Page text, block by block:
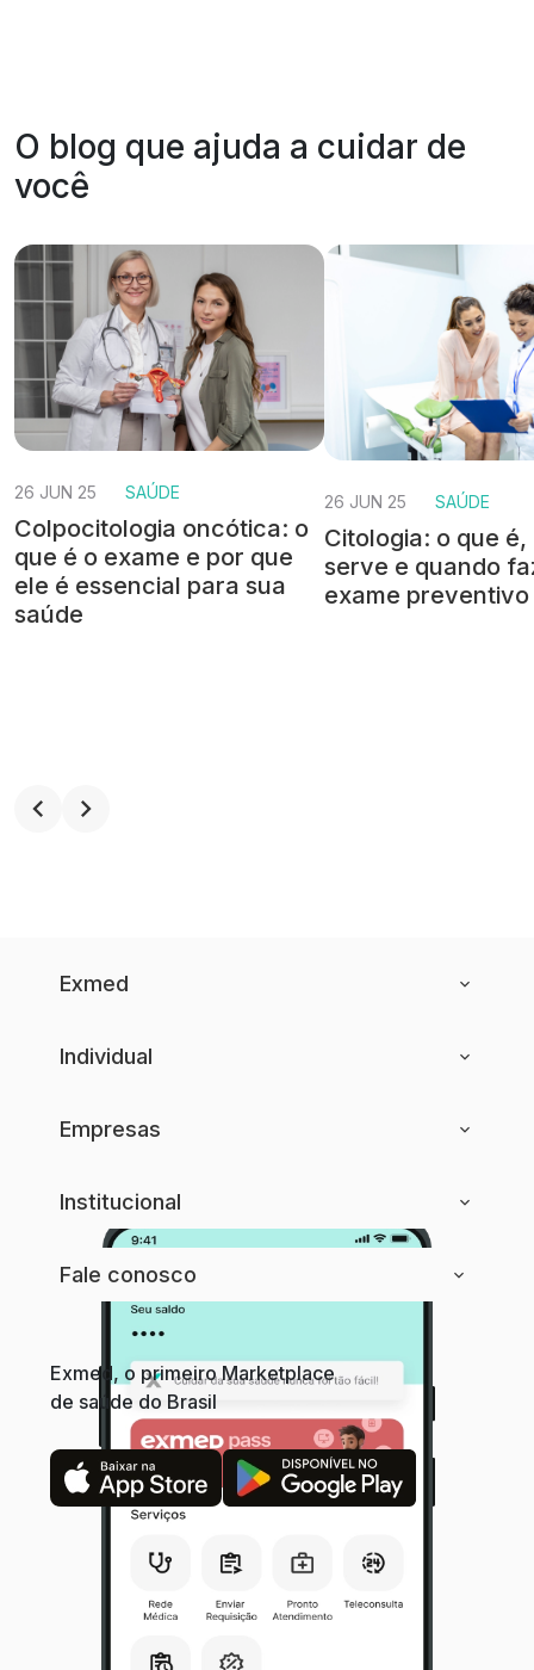
O blog que ajuda a cuidar de
você
26 JUN 25 SAÚDE
Colpocitologia oncótica: o
que é o exame e por que
ele é essencial para sua
saúde
26 JUN 25 SAÚDE
Citologia: o que
serve e quando
exame preventivo
Exmed
Individual
Empresas
Institucional
Fale conosco
Exmed, o primeiro Marketplace
de saúde do Brasil